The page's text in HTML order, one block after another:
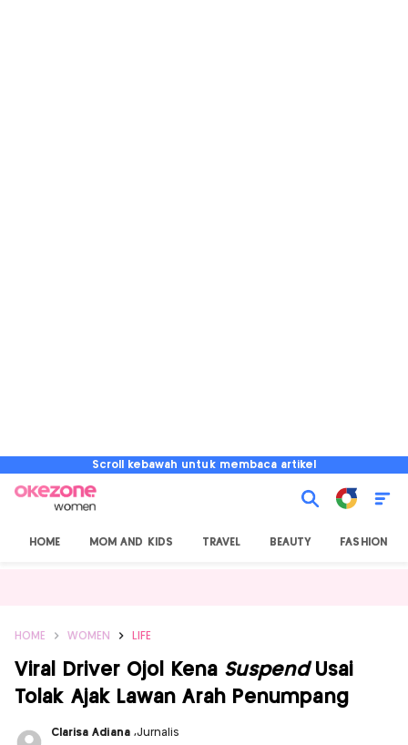
Scroll kebawah untuk membaca artikel
HOME MOM AND KIDS TRAVEL BEAUTY FASHION
HOME WOMEN LIFE
Viral Driver Ojol Kena SuspendUsai
Tolak Ajak Lawan Arah Penumpang
Clarisa Adiana ,Jurnalis